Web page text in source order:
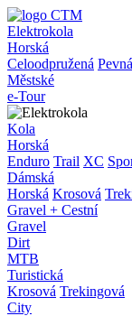
Elektrokola
Horská
Celoodpružená Pevná
Městské
e-Tour
Kola
Horská
Enduro Trail XC
Dámská
Horská Krosová
Gravel + Cestní
Gravel
Dirt
MTB
Turistická
Krosová Trekingová
City